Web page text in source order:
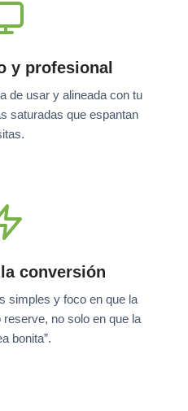
y profesional
de usar y alineada con tu
saturadas que espantan
conversión
simples y foco en que la
no solo en que la
bonita”.